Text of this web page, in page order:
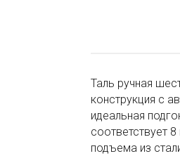
Таль ручная
конструкция с
идеальная
соответствует
подъема из